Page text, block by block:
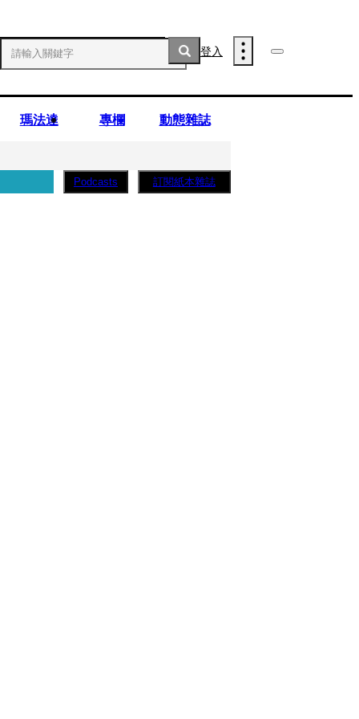
登入
瑪法達 專欄 動態雜誌
Podcasts 訂閱紙本雜誌